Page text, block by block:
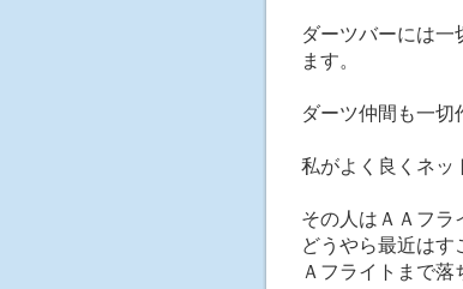
ダーツバーには一
ます。
ダーツ仲間も一切
私がよく良くネッ
その人はＡＡフラ
どうやら最近はす
Ａフライトまで落